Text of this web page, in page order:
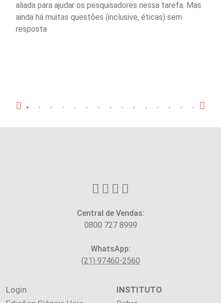
aliada para ajudar os pesquisadores nessa tarefa. Mas
ainda há muitas questões (inclusive, éticas) sem
resposta
Central de Vendas:
0800 727 8999
WhatsApp:
(21) 97460-2560
Login
INSTITUTO